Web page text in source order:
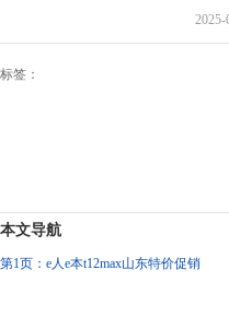
2025-
标签：
本文导航
第1页：e人e本t12max山东特价促销